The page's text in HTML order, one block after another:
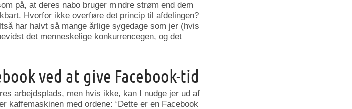
på, at deres nabo bruger mindre strøm end dem
Hvorfor ikke overføre det princip til afdelingen?
har halvt så mange årlige sygedage som jer (hvis
det menneskelige konkurrencegen, og det
ved at give Facebook-tid
arbejdsplads, men hvis ikke, kan I nudge jer ud af
kaffemaskinen med ordene: “Dette er en Facebook